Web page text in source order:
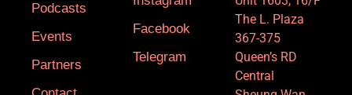
Podcasts
Events
Partners
Facebook
Telegram
The L. Plaza
367-375
Queen’s RD
Central